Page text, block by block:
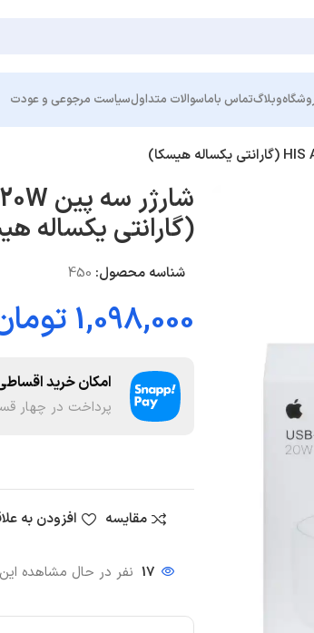
وبلاگتماس باماسوالات متداولسیاست مرجوعی و عودت
(گارانتی یکساله
شناسه محصول: 450
1,098,000
امکان خرید
پرداخت در چهار
مقایسه افزودن به
17 نفر در حال مشاهده